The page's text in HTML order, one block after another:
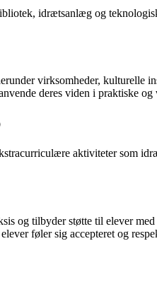
idrætsanlæg og
virksomheder, kulturelle
deres viden i praktiske
aktiviteter som
og tilbyder støtte til elever
føler sig accepteret og